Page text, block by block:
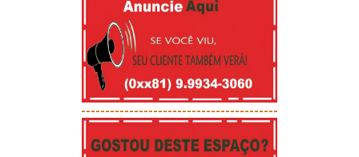
-----------------------------------------